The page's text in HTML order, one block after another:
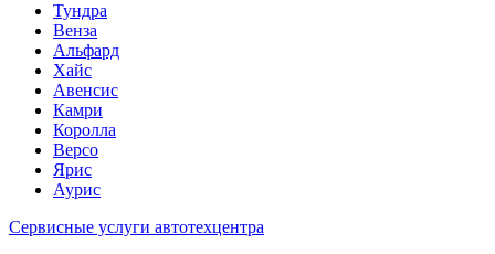
Тундра
Венза
Альфард
Хайс
Авенсис
Камри
Королла
Версо
Ярис
Аурис
Сервисные услуги автотехцентра